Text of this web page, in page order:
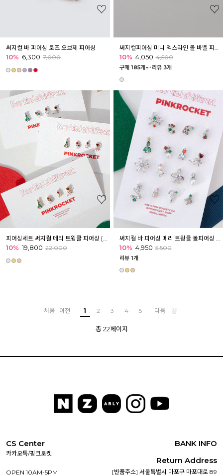
써지컬 바 피어싱 로즈 오브제 피어싱
10% 6,300 7,000
써지컬피어싱 미니 엑스라인 볼 바벨 피어싱 귓볼 이너컨츠
10% 4,050 4,500
구매 185개↑˙ 리뷰 3개
10% 19,800 22,000 10% 4,950 5,500
리뷰 1개
처음 이전 1 2 3 4 5 다음 끝
총 22페이지
CS Center
카카오톡/핑크로켓
OPEN 10AM-5PM
BANK INFO
Return Address
[반품주소] 서울특별시 마포구 마포대로 89